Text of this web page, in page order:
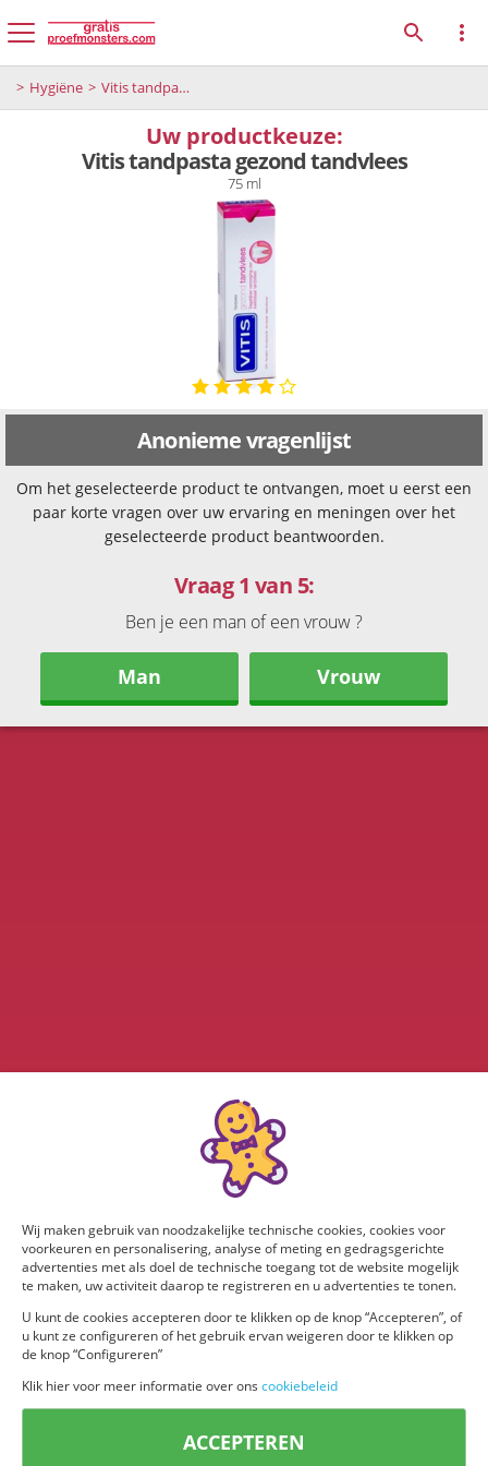
Hygiëne Vitis tandpasta gezond tandvlees
Uw productkeuze:
Vitis tandpasta gezond tandvlees
75 ml
Anonieme vragenlijst
Om het geselecteerde product te ontvangen, moet u eerst een
paar korte vragen over uw ervaring en meningen over het
geselecteerde product beantwoorden.
Vraag 1 van 5:
Ben je een man of een vrouw ?
Man Vrouw
Wij maken gebruik van noodzakelijke technische cookies, cookies voor
voorkeuren en personalisering, analyse of meting en gedragsgerichte
advertenties met als doel de technische toegang tot de website mogelijk
te maken, uw activiteit daarop te registreren en u advertenties te tonen.
U kunt de cookies accepteren door te klikken op de knop “Accepteren”, of
u kunt ze configureren of het gebruik ervan weigeren door te klikken op
de knop “Configureren”
Klik hier voor meer informatie over ons cookiebeleid
ACCEPTEREN